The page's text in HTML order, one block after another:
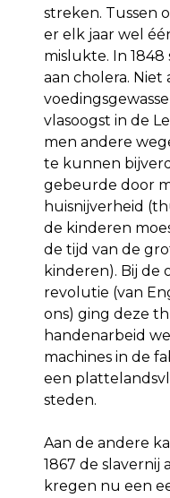
streken. Tussen
er elk jaar wel
mislukte. In
aan cholera. Niet
vlasoogst in de
men andere
te kunnen
gebeurde door
huisnijverheid
de kinderen
de tijd van de
kinderen). Bij de
revolutie (van
ons) ging deze
handenarbeid
machines in de
een
steden.
Aan de andere
1867 de slavernij
kregen nu een